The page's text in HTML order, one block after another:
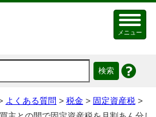
メニュー
よくある質問 > 税金 > 固定資産税 >